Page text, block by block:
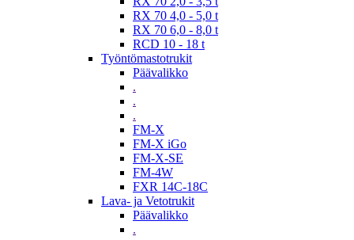
RX 70 4,0 - 5,0 t
RX 70 6,0 - 8,0 t
RCD 10 - 18 t
Työntömastotrukit
Päävalikko
.
.
.
FM-X
FM-X iGo
FM-X-SE
FM-4W
FXR 14C-18C
Lava- ja Vetotrukit
Päävalikko
.